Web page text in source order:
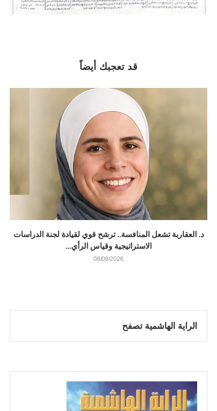
قد تعجبك أيضاً
د. العقاربة تشعل المنافسة.. ترشح قوي لقيادة لجنة الدراسات
الاستراتيجية وقياس الرأي...
08/08/2026
الراية الهاشمية تصفح